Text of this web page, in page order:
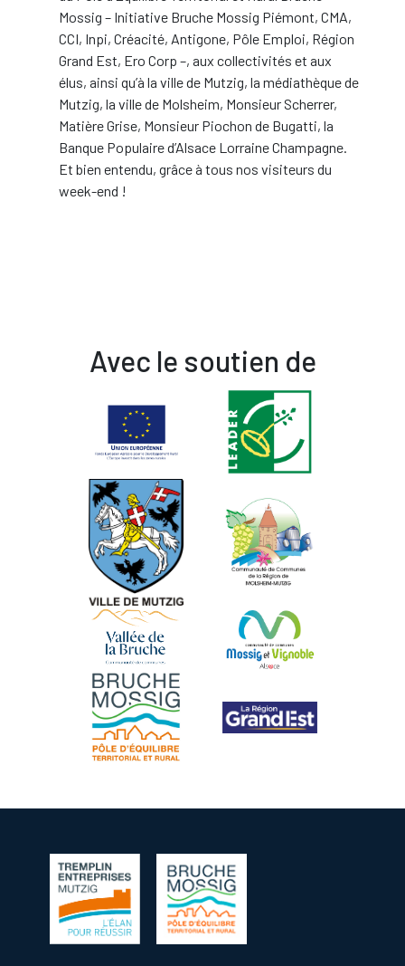
Mossig – Initiative Bruche Mossig Piémont, CMA,
CCI, Inpi, Créacité, Antigone, Pôle Emploi, Région
Grand Est, Ero Corp –, aux collectivités et aux
élus, ainsi qu’à la ville de Mutzig, la médiathèque de
Mutzig, la ville de Molsheim, Monsieur Scherrer,
Matière Grise, Monsieur Piochon de Bugatti, la
Banque Populaire d’Alsace Lorraine Champagne.
Et bien entendu, grâce à tous nos visiteurs du
week-end !
Avec le soutien de